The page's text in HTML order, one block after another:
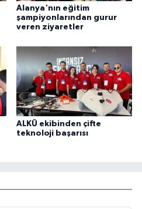
Alanya'nın eğitim
şampiyonlarından gurur
veren ziyaretler
ALKÜ ekibinden çifte
teknoloji başarısı